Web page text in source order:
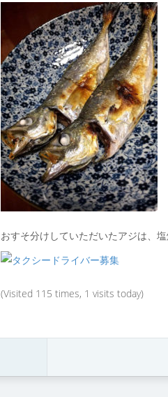
おすそ分けしていただいたアジは、
(Visited 115 times, 1 visits today)